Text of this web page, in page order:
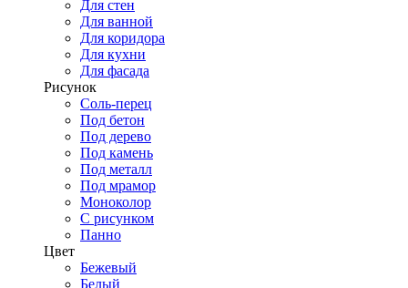
Для стен
Для ванной
Для коридора
Для кухни
Для фасада
Рисунок
Соль-перец
Под бетон
Под дерево
Под камень
Под металл
Под мрамор
Моноколор
С рисунком
Панно
Цвет
Бежевый
Белый